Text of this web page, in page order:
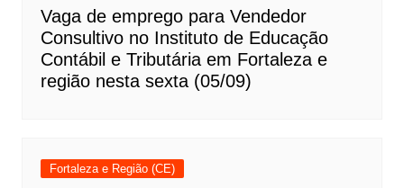
Vaga de emprego para Vendedor
Consultivo no Instituto de Educação
Contábil e Tributária em Fortaleza e
região nesta sexta (05/09)
Fortaleza e Região (CE)